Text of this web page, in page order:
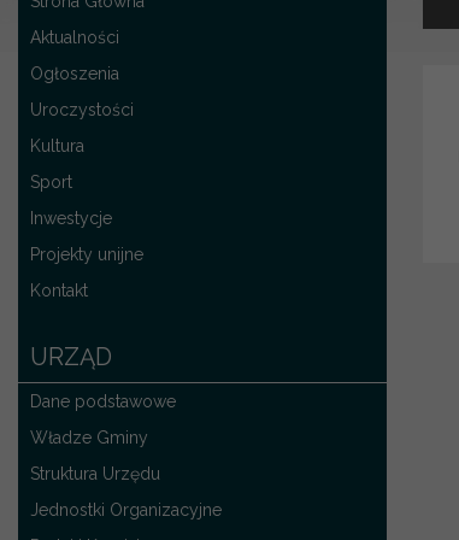
Aktualności
Ogłoszenia
Uroczystości
Kultura
Sport
Inwestycje
Projekty unijne
Kontakt
URZĄD
Dane podstawowe
Władze Gminy
Struktura Urzędu
Jednostki Organizacyjne